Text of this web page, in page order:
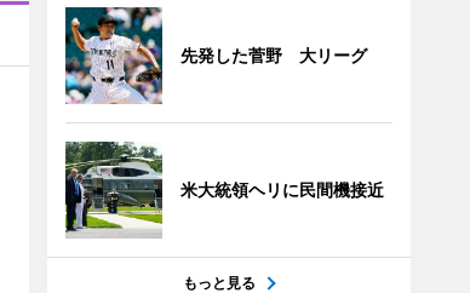
先発した菅野 大リーグ
米大統領ヘリに民間機接近
もっと見る